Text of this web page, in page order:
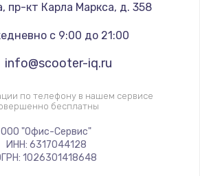
, пр-кт Карла Маркса, д. 358
с 9:00 до 21:00
info@scooter-iq.ru
по телефону в нашем сервисе
бесплатны
ООО "Офис-Сервис"
ИНН: 6317044128
1026301418648